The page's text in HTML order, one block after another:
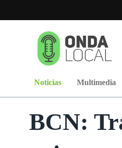
Noticias Multimedia
BCN: